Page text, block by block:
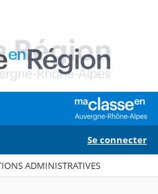
Se connecter
ADMINISTRATIVES